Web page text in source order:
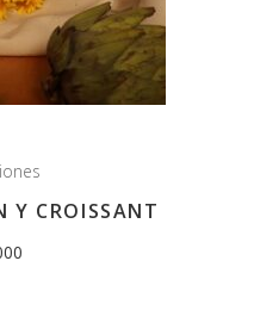
Y CROISSANT